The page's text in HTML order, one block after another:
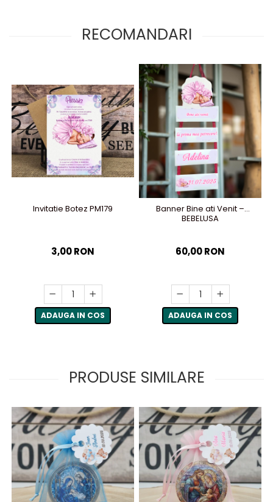
RECOMANDARI
Invitatie Botez PM179
3,00 RON
ADAUGA IN COS
Banner Bine ati Venit –
BEBELUSA
60,00 RON
ADAUGA IN COS
PRODUSE SIMILARE